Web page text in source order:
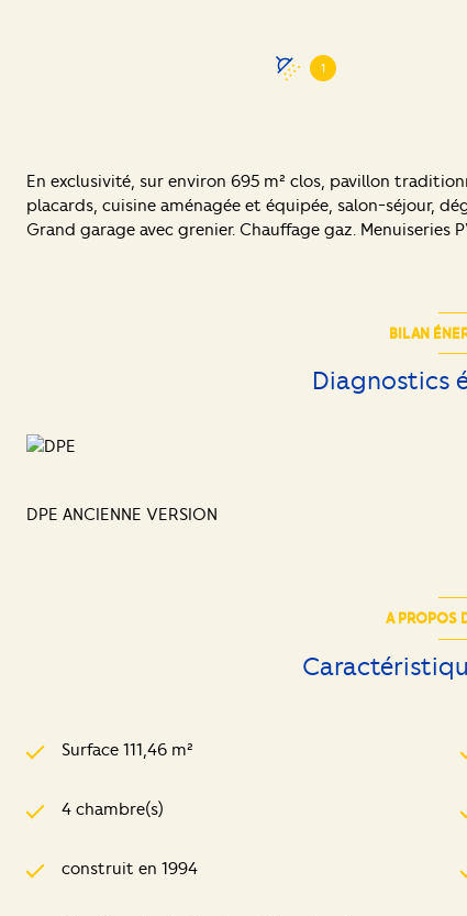
1
En exclusivité, sur environ 695 m² clos, pavillon
placards, cuisine aménagée et équipée, salon-séjour,
Grand garage avec grenier. Chauffage gaz. Menuiseries
BILAN
Diagnostics
DPE ANCIENNE VERSION
A PROPOS
Surface 111,46 m²
4 chambre(s)
construit en 1994